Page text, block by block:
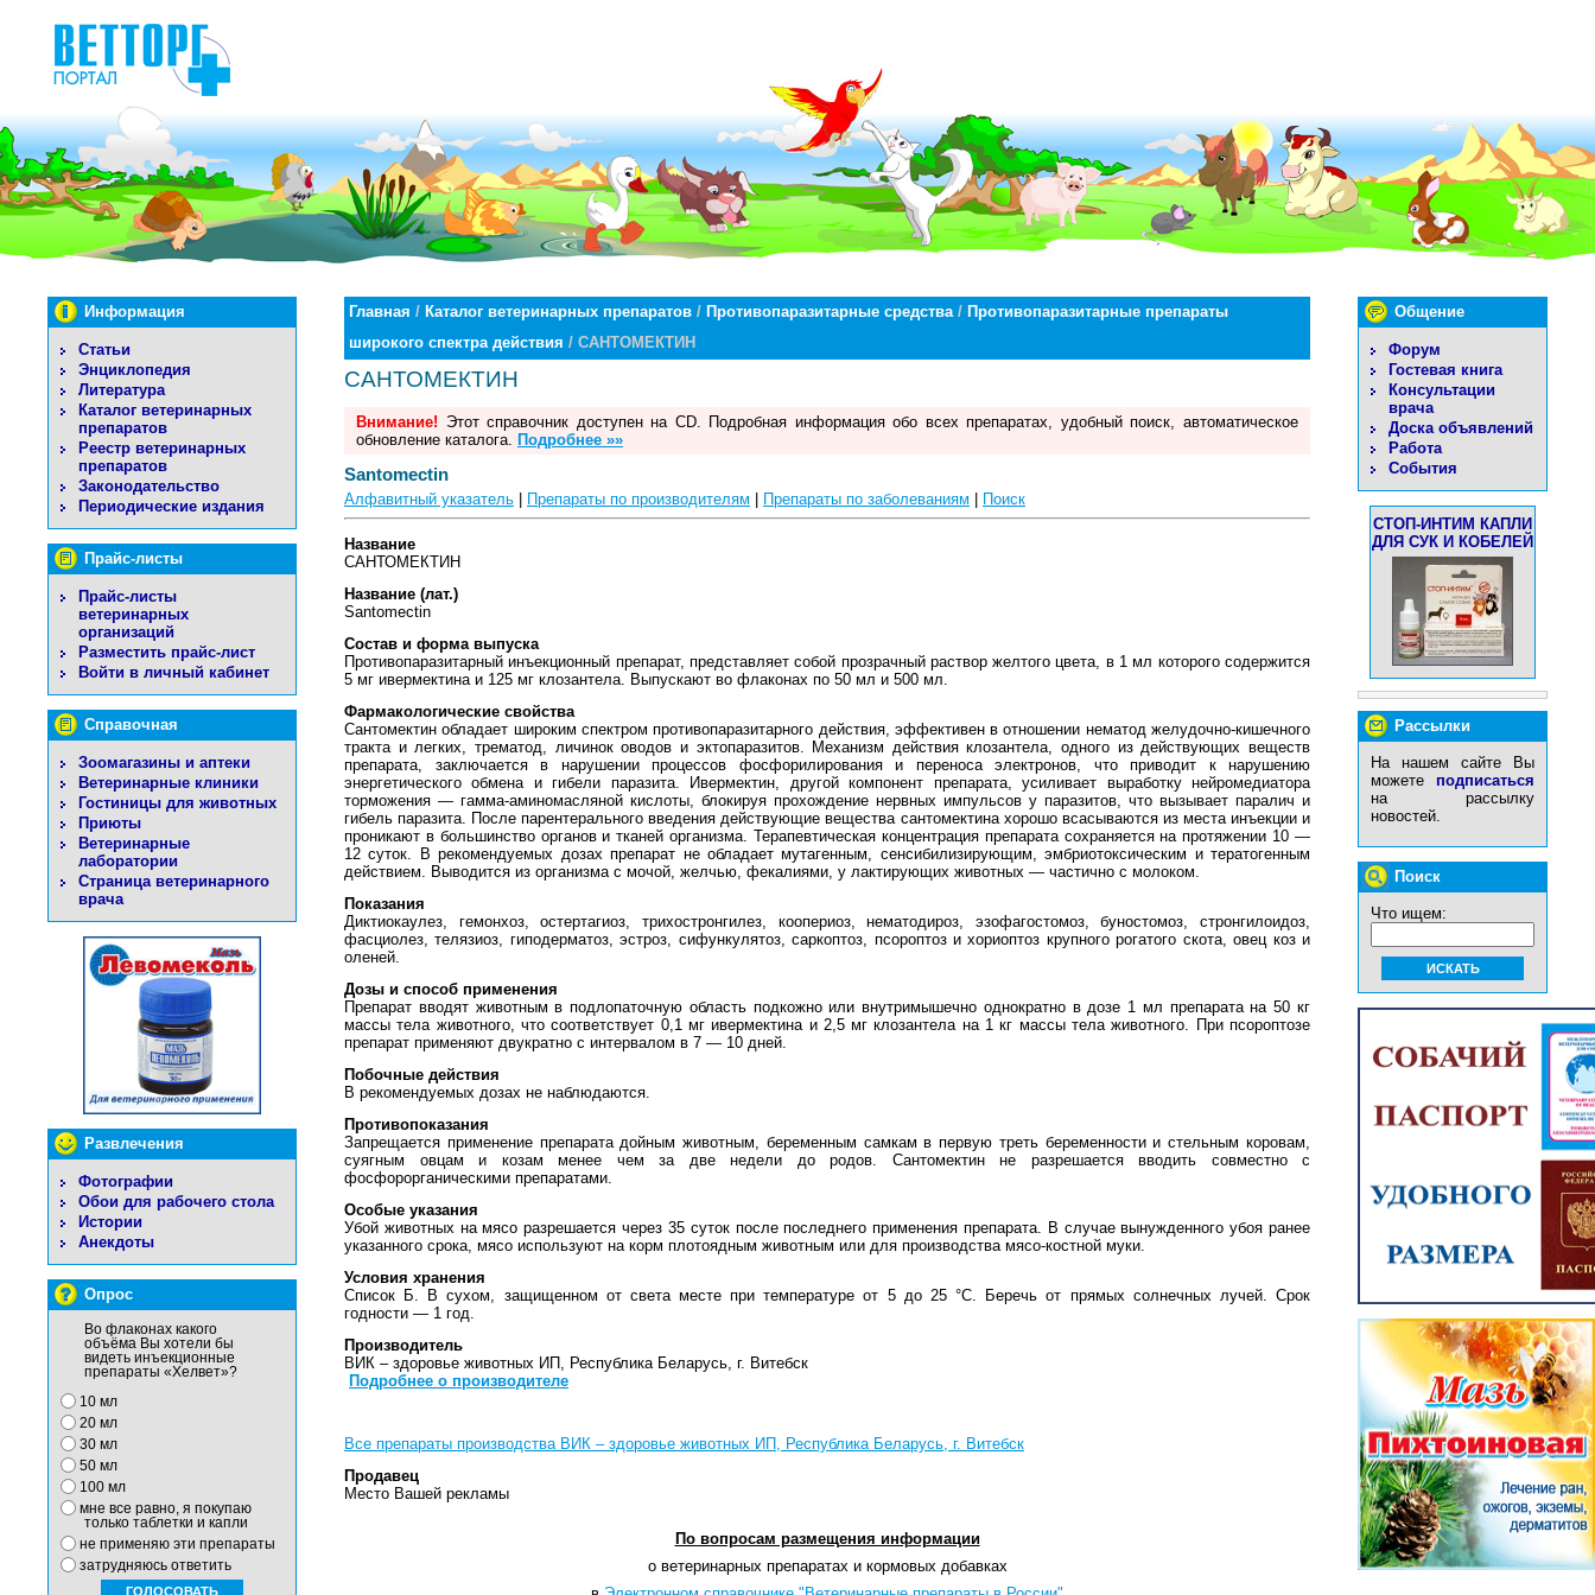
Информация
Статьи
Энциклопедия
Литература
Каталог ветеринарных
препаратов
Реестр ветеринарных
препаратов
Законодательство
Периодические издания
Прайс-листы
Прайс-листы
ветеринарных
организаций
Разместить прайс-лист
Войти в личный кабинет
Справочная
Зоомагазины и аптеки
Ветеринарные клиники
Гостиницы для животных
Приюты
Ветеринарные
лаборатории
Страница ветеринарного
врача
Развлечения
Фотографии
Обои для рабочего стола
Истории
Анекдоты
Опрос
Во флаконах какого
объёма Вы хотели бы
видеть инъекционные
препараты «Хелвет»?
10 мл
20 мл
30 мл
50 мл
100 мл
мне все равно, я покупаю
только таблетки и капли
не применяю эти препараты
затрудняюсь ответить
Общение
Форум
Гостевая книга
Консультации
врача
Доска объявлений
Работа
События
СТОП-ИНТИМ КАПЛИ
ДЛЯ СУК И КОБЕЛЕЙ
Рассылки
На нашем сайте Вы
можете подписаться
на рассылку
новостей.
Поиск
Что ищем:
Главная / Каталог ветеринарных препаратов / Противопаразитарные средства/ Противопаразитарные препараты
широкого спектра действия / САНТОМЕКТИН
САНТОМЕКТИН
Внимание! Этот справочник доступен на CD. Подробная информация обо всех препаратах, удобный поиск, автоматическое
обновление каталога. Подробнее »»
Santomectin
Алфавитный указатель Препараты по производителям Препараты по заболеваниям Поиск
Название
САНТОМЕКТИН
Название (лат.)
Santomectin
Состав и форма выпуска
Противопаразитарный инъекционный препарат, представляет собой прозрачный раствор желтого цвета, в 1 мл которого содержится
5 мг ивермектина и 125 мг клозантела. Выпускают во флаконах по 50 мл и 500 мл.
Фармакологические свойства
Сантомектин обладает широким спектром противопаразитарного действия, эффективен в отношении нематод желудочно-кишечного
тракта и легких, трематод, личинок оводов и эктопаразитов. Механизм действия клозантела, одного из действующих веществ
препарата, заключается в нарушении процессов фосфорилирования и переноса электронов, что приводит к нарушению
энергетического обмена и гибели паразита. Ивермектин, другой компонент препарата, усиливает выработку нейромедиатора
торможения — гамма-аминомасляной кислоты, блокируя прохождение нервных импульсов у паразитов, что вызывает паралич и
гибель паразита. После парентерального введения действующие вещества сантомектина хорошо всасываются из места инъекции и
проникают в большинство органов и тканей организма. Терапевтическая концентрация препарата сохраняется на протяжении 10 —
12 суток. В рекомендуемых дозах препарат не обладает мутагенным, сенсибилизирующим, эмбриотоксическим и тератогенным
действием. Выводится из организма с мочой, желчью, фекалиями, у лактирующих животных — частично с молоком.
Показания
Диктиокаулез, гемонхоз, остертагиоз, трихостронгилез, коопериоз, нематодироз, эзофагостомоз, буностомоз, стронгилоидоз,
фасциолез, телязиоз, гиподерматоз, эстроз, сифункулятоз, саркоптоз, псороптоз и хориоптоз крупного рогатого скота, овец коз и
оленей.
Дозы и способ применения
Препарат вводят животным в подлопаточную область подкожно или внутримышечно однократно в дозе 1 мл препарата на 50 кг
массы тела животного, что соответствует 0,1 мг ивермектина и 2,5 мг клозантела на 1 кг массы тела животного. При псороптозе
препарат применяют двукратно с интервалом в 7 — 10 дней.
Побочные действия
В рекомендуемых дозах не наблюдаются.
Противопоказания
Запрещается применение препарата дойным животным, беременным самкам в первую треть беременности и стельным коровам,
суягным овцам и козам менее чем за две недели до родов. Сантомектин не разрешается вводить совместно с
фосфорорганическими препаратами.
Особые указания
Убой животных на мясо разрешается через 35 суток после последнего применения препарата. В случае вынужденного убоя ранее
указанного срока, мясо используют на корм плотоядным животным или для производства мясо-костной муки.
Условия хранения
Список Б. В сухом, защищенном от света месте при температуре от 5 до 25 °С. Беречь от прямых солнечных лучей. Срок
годности — 1 год.
Производитель
ВИК – здоровье животных ИП, Республика Беларусь, г. Витебск
Подробнее о производителе
Все препараты производства ВИК – здоровье животных ИП, Республика Беларусь, г. Витебск
Продавец
Место Вашей рекламы
По вопросам размещения информации
о ветеринарных препаратах и кормовых добавках